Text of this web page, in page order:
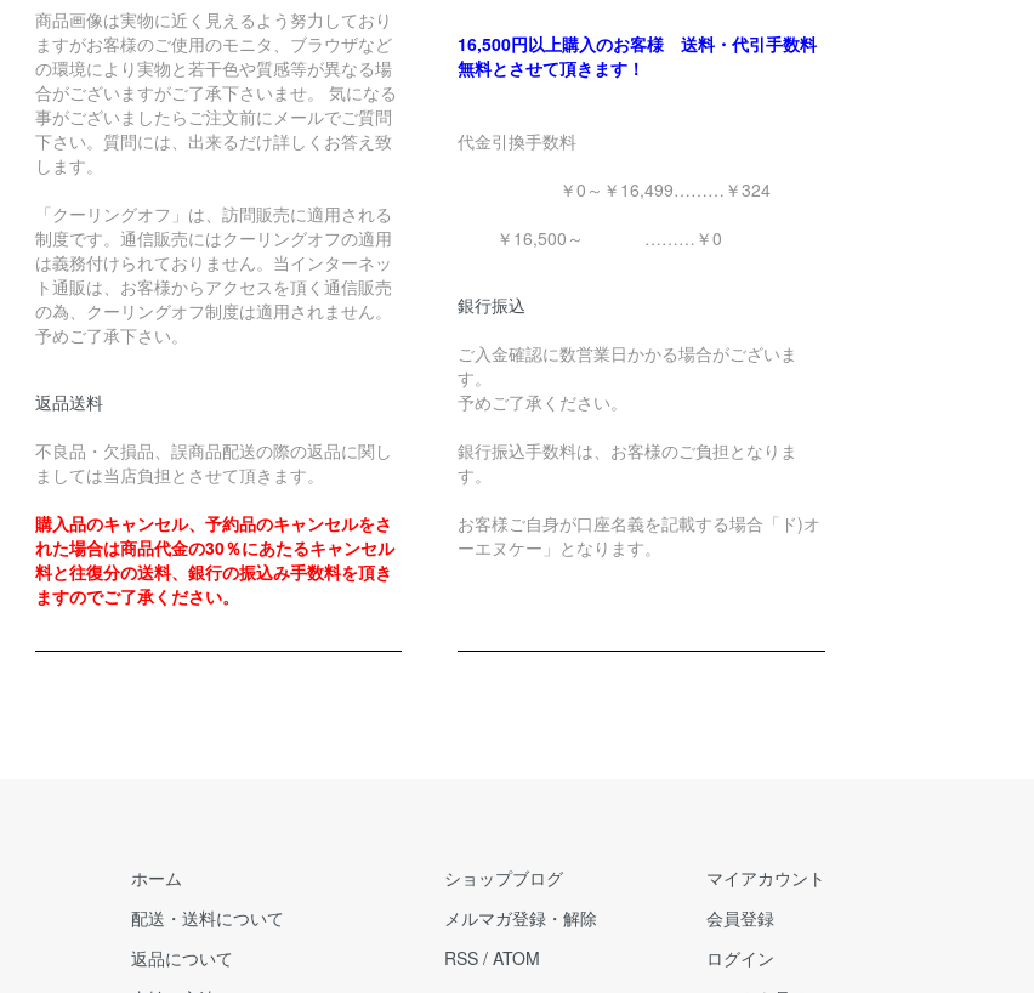
商品画像は実物に近く見えるよう努力しており
ますがお客様のご使用のモニタ、ブラウザなど
の環境により実物と若干色や質感等が異なる場
合がございますがご了承下さいませ。 気になる
事がございましたらご注文前にメールでご質問
下さい。質問には、出来るだけ詳しくお答え致
します。
「クーリングオフ」は、訪問販売に適用される
制度です。通信販売にはクーリングオフの適用
は義務付けられておりません。当インターネッ
ト通販は、お客様からアクセスを頂く通信販売
の為、クーリングオフ制度は適用されません。
予めご了承下さい。
返品送料
不良品・欠損品、誤商品配送の際の返品に関し
ましては当店負担とさせて頂きます。
購入品のキャンセル、予約品のキャンセルをさ
れた場合は商品代金の30％にあたるキャンセル
料と往復分の送料、銀行の振込み手数料を頂き
ますのでご了承ください。
16,500円以上購入のお客様 送料・代引手数料
無料とさせて頂きます！
代金引換手数料
￥0～￥16,499………￥324
￥16,500～ ………￥0
銀行振込
ご入金確認に数営業日かかる場合がございま
す。
予めご了承ください。
銀行振込手数料は、お客様のご負担となりま
す。
お客様ご自身が口座名義を記載する場合「ド)オ
ーエヌケー」となります。
ホーム
配送・送料について
返品について
ショップブログ
メルマガ登録・解除
RSS / ATOM
マイアカウント
会員登録
ログイン